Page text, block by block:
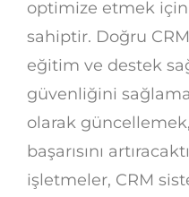
optimize etmek
sahiptir. Doğru
eğitim ve destek
güvenliğini
olarak
başarısını
işletmeler, CRM